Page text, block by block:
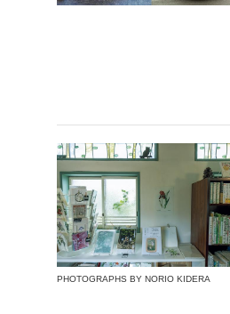
PHOTOGRAPHS BY NORIO KIDERA